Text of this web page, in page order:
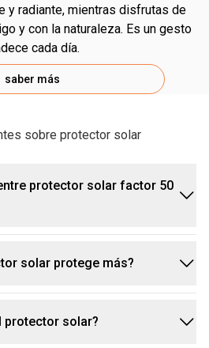
y radiante, mientras disfrutas de
y con la naturaleza. Es un gesto
cada día.
saber más
sobre protector solar
protector solar factor 50
de los rayos UVB. el
el FPS 70 bloquea
solar protege más?
protector solar?